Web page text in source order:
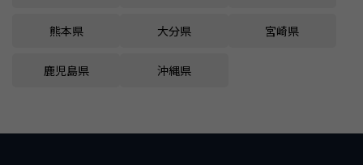
熊本県 大分県 宮崎県
鹿児島県 沖縄県